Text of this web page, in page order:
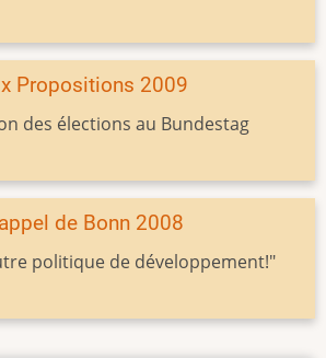
Propositions 2009
des élections au Bundestag
de Bonn 2008
politique de développement!"